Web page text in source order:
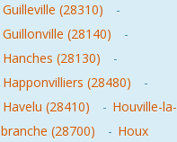
Guilleville (28310)
-
Guillonville (28140)
-
Hanches (28130)
-
Happonvilliers (28480)
-
Havelu (28410)
- Houville-la-
branche (28700)
- Houx